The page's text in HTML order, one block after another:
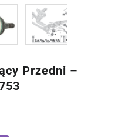
Przedni –